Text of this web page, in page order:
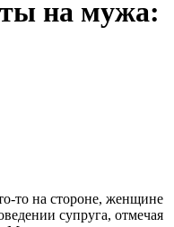
на мужа:
то на стороне, женщине
супруга, отмечая